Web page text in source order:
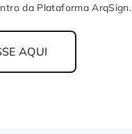
da Plataforma ArqSign.
AQUI